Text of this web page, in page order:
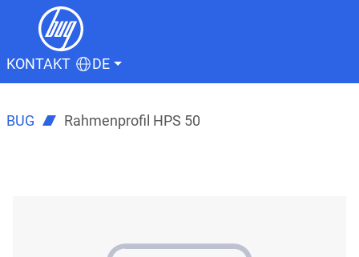
KONTAKT DE
BUG Rahmenprofil HPS 50